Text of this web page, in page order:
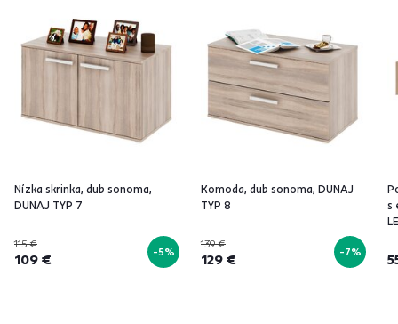
Nízka skrinka, dub sonoma,
DUNAJ TYP 7
115 €
109 € -5%
Komoda, dub sonoma, DUNAJ
TYP 8
139 €
129 € -7%
s